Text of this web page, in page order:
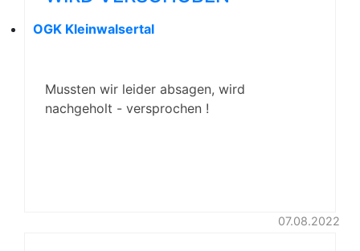
OGK Kleinwalsertal
Mussten wir leider absagen, wird
nachgeholt - versprochen !
07.08.2022